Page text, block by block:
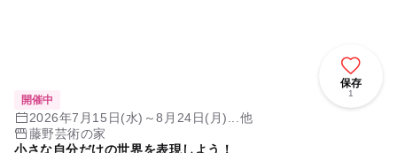
保存
1
開催中
2026年7月15日(水)～8月24日(月)...他
藤野芸術の家
小さな自分だけの世界を表現しよう！